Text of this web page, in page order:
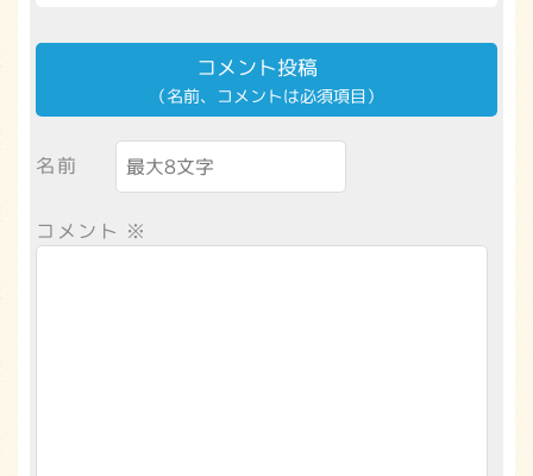
コメント投稿
（名前、コメントは必須項目）
名前
コメント ※